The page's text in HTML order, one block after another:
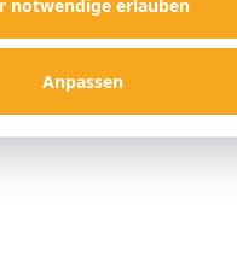
notwendige erlauben
Anpassen